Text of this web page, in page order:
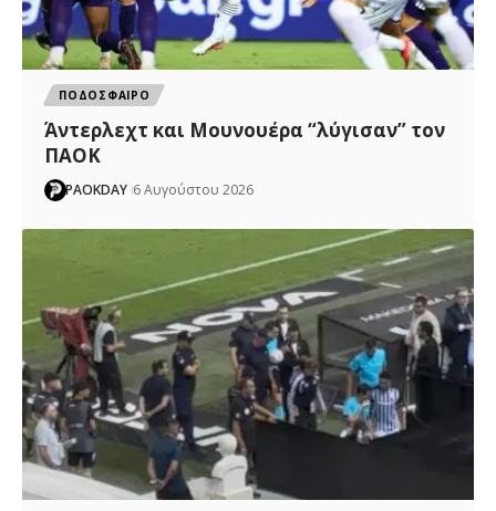
ΠΟΔΟΣΦΑΙΡΟ
Άντερλεχτ και Μουνουέρα “λύγισαν” τον
ΠΑΟΚ
PAOKDAY 6 Αυγούστου 2026